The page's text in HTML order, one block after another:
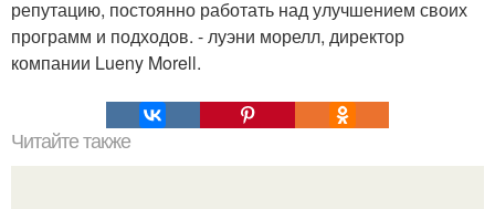
репутацию, постоянно работать над улучшением своих
программ и подходов. - луэни морелл, директор
компании Lueny Morell.
Читайте также